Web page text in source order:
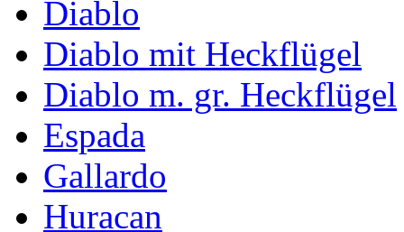
Diablo
Diablo mit Heckflügel
Diablo m. gr. Heckflügel
Espada
Gallardo
Huracan